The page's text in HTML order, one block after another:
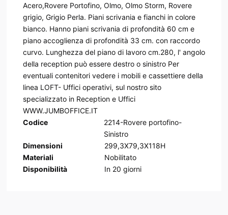
Acero,Rovere Portofino, Olmo, Olmo Storm, Rovere
grigio, Grigio Perla. Piani scrivania e fianchi in colore
bianco. Hanno piani scrivania di profondità 60 cm e
piano accoglienza di profondità 33 cm. con raccordo
curvo. Lunghezza del piano di lavoro cm.280, l' angolo
della reception può essere destro o sinistro Per
eventuali contenitori vedere i mobili e cassettiere della
linea LOFT- Uffici operativi, sul nostro sito
specializzato in Reception e Uffici
WWW.JUMBOFFICE.IT
Codice
2214-Rovere portofino-
Sinistro
Dimensioni
299,3X79,3X118H
Materiali
Nobilitato
Disponibilità
In 20 giorni